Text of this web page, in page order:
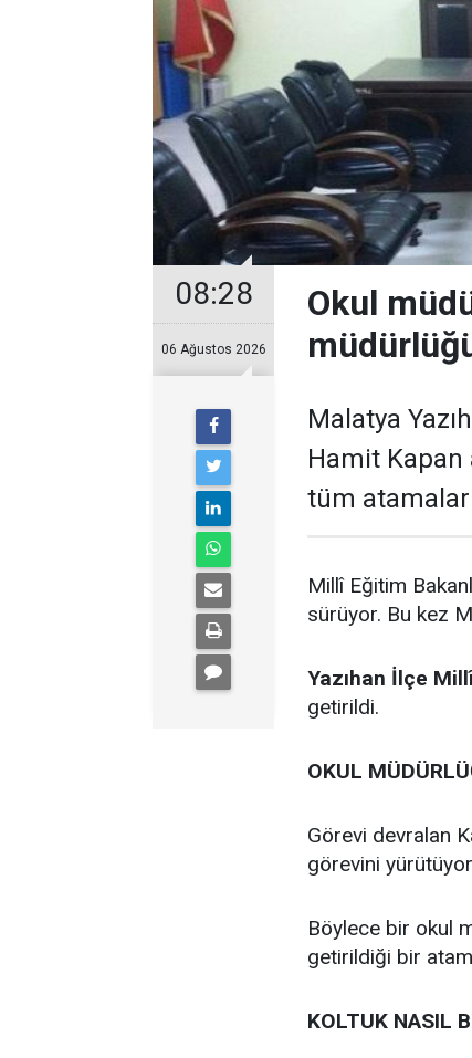
08:28
06 Ağustos 2026
Okul
Malatya
Hamit Kapan
tüm
Millî Eğitim
sürüyor. Bu kez
Yazıhan İlçe
getirildi.
OKUL
Görevi devralan
görevini
Böylece bir okul
getirildiği bir
KOLTUK NASIL